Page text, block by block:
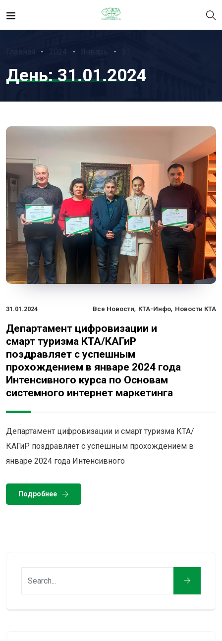
2024
День:31.01.2024
31.01.2024 Все Новости, КТА-Инфо, Новости КТА
Департамент цифровизации и
смарт туризма КТА/КАГиР
поздравляет с успешным
прохождением в январе 2024 года
Интенсивного курса по Основам
системного интернет маркетинга
Департамент цифровизации и смарт туризма КТА/
КАГиР поздравляет с успешным прохождением в
январе 2024 года Интенсивного
Подробнее